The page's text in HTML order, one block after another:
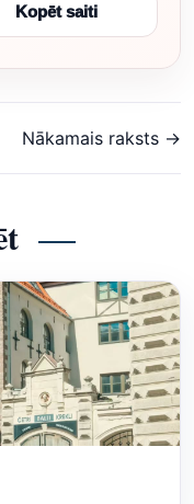
Kopēt saiti
Nākamais raksts →